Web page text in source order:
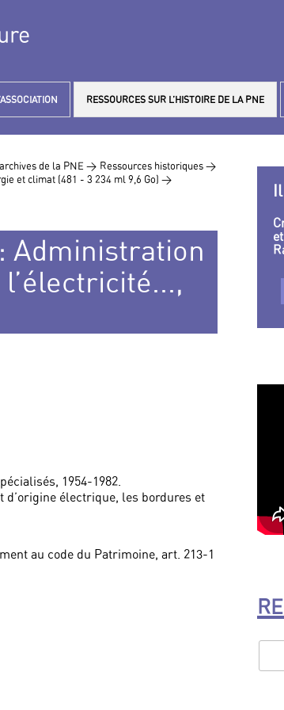
RESSOURCES SUR L’HISTOIRE DE LA PNE
de la PNE > Ressources historiques >
et climat (481 - 3 234 ml 9,6 Go) >
Administration
1954-1982.
électrique, les bordures et
au code du Patrimoine, art. 213-1